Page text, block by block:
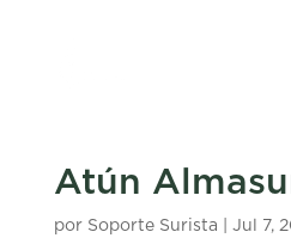
Atún
por Soporte Surista Jul 7,